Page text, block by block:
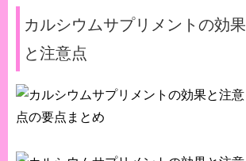
カルシウムサプリメントの効果
と注意点